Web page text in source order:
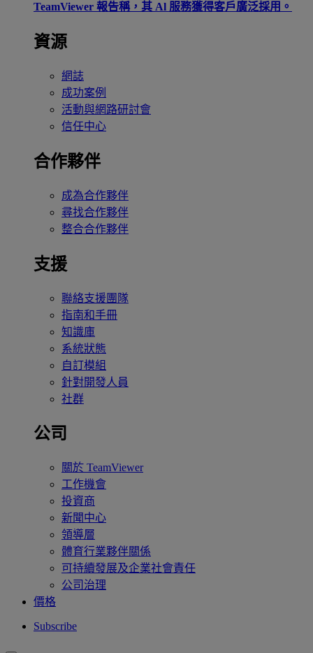
TeamViewer 報告稱，其 Al 服務獲得客戶廣泛採用。
資源
網誌
成功案例
活動與網路研討會
信任中心
合作夥伴
成為合作夥伴
尋找合作夥伴
整合合作夥伴
支援
聯絡支援團隊
指南和手冊
知識庫
系統狀態
自訂模組
針對開發人員
社群
公司
關於 TeamViewer
工作機會
投資商
新聞中心
領導層
體育行業夥伴關係
可持續發展及企業社會責任
公司治理
價格
Subscribe